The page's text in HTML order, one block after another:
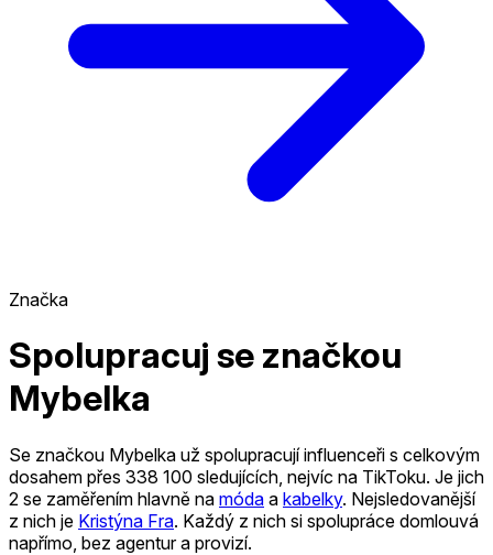
Značka
Spolupracuj se značkou
Mybelka
Se značkou Mybelka už spolupracují influenceři s celkovým
dosahem přes 338 100 sledujících, nejvíc na TikToku. Je jich
2 se zaměřením hlavně na móda a kabelky. Nejsledovanější
z nich je Kristýna Fra. Každý z nich si spolupráce domlouvá
napřímo, bez agentur a provizí.